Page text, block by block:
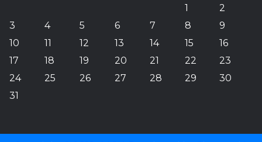
1
2
3
4 5 6 7 8
9
10
11 12 13 14 15
16
17
18 19 20 21 22
23
24
25 26 27 28 29
30
31